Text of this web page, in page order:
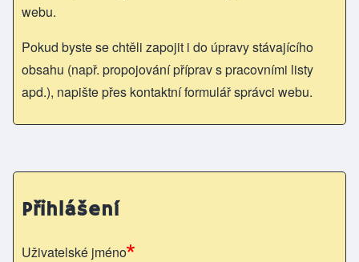
webu.
Pokud byste se chtěli zapojit i do úpravy stávajícího
obsahu (např. propojování příprav s pracovními listy
apd.), napište přes kontaktní formulář správci webu.
Přihlášení
Uživatelské jméno